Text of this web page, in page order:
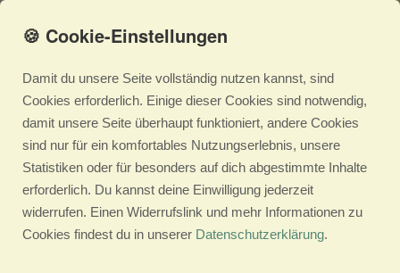
Saatgut-
Adventskalender
Mit unserem individualisierbaren
🍪 Cookie-Einstellungen
Damit du unsere Seite vollständig nutzen kannst, sind
Cookies erforderlich. Einige dieser Cookies sind notwendig,
damit unsere Seite überhaupt funktioniert, andere Cookies
sind nur für ein komfortables Nutzungserlebnis, unsere
Statistiken oder für besonders auf dich abgestimmte Inhalte
erforderlich. Du kannst deine Einwilligung jederzeit
widerrufen. Einen Widerrufslink und mehr Informationen zu
Cookies findest du in unserer Datenschutzerklärung.